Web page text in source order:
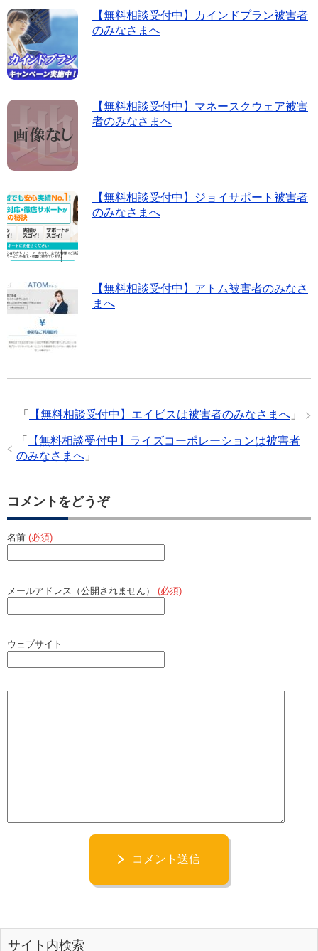
【無料相談受付中】カインドプラン被害者
のみなさまへ
【無料相談受付中】マネースクウェア被害
者のみなさまへ
【無料相談受付中】ジョイサポート被害者
のみなさまへ
【無料相談受付中】アトム被害者のみなさ
まへ
「 【無料相談受付中】エイビスは被害者のみなさまへ 」
「
【無料相談受付中】ライズコーポレーションは被害者
のみなさまへ 」
コメントをどうぞ
名前 (必須)
メールアドレス（公開されません） (必須)
ウェブサイト
コメント送信
サイト内検索